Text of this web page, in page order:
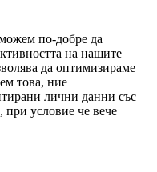
по-добре да
на нашите
да оптимизираме
това, ние
лични данни със
условие че вече